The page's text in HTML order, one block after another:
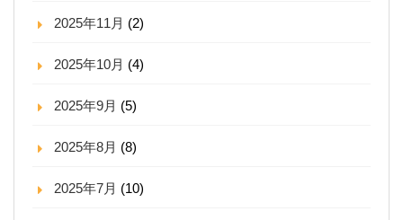
2025年11月 (2)
2025年10月 (4)
2025年9月 (5)
2025年8月 (8)
2025年7月 (10)